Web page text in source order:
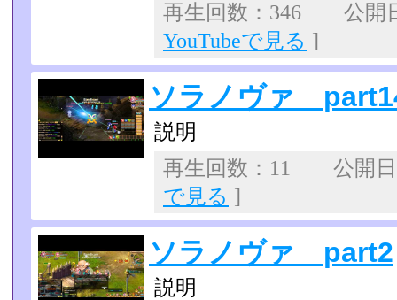
再生回数：346 公開
YouTubeで見る ]
ソラノヴァ
説明
再生回数：11 公開
で見る ]
ソラノヴァ part2
説明